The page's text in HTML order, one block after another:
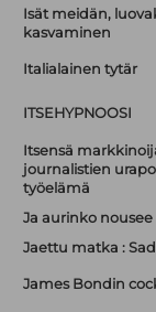
Isät meidän,
kasvaminen
Italialainen tytär
ITSEHYPNOOSI
Itsensä
journalistien
työelämä
Ja aurinko nousee
Jaettu matka :
James Bondin